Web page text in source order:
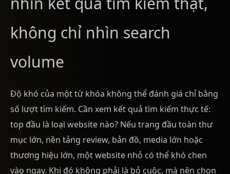
không chỉ nhìn search
volume
Độ khó của một từ khóa không thể đánh giá chỉ bằng
số lượt tìm kiếm. Cần xem kết quả tìm kiếm thực tế:
top đầu là loại website nào? Nếu trang đầu toàn thư
mục lớn, nền tảng review, bản đồ, media lớn hoặc
thương hiệu lớn, một website nhỏ có thể khó chen
vào ngay. Khi đó không phải là bỏ cuộc, mà nên chọn